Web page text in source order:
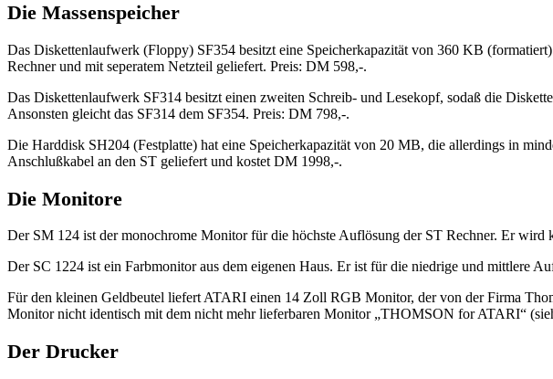
Die Massenspeicher
Das Diskettenlaufwerk (Floppy) SF354 besitzt eine Speicherkapazität von 360 KB
Rechner und mit seperatem Netzteil geliefert. Preis: DM 598,-.
Das Diskettenlaufwerk SF314 besitzt einen zweiten Schreib- und Lesekopf, sodaß die
Ansonsten gleicht das SF314 dem SF354. Preis: DM 798,-.
Die Harddisk SH204 (Festplatte) hat eine Speicherkapazität von 20 MB, die allerdings in
Anschlußkabel an den ST geliefert und kostet DM 1998,-.
Die Monitore
Der SM 124 ist der monochrome Monitor für die höchste Auflösung der ST Rechner. Er
Der SC 1224 ist ein Farbmonitor aus dem eigenen Haus. Er ist für die niedrige und mittlere
Für den kleinen Geldbeutel liefert ATARI einen 14 Zoll RGB Monitor, der von der Firma
Monitor nicht identisch mit dem nicht mehr lieferbaren Monitor „THOMSON for ATARI“
Der Drucker